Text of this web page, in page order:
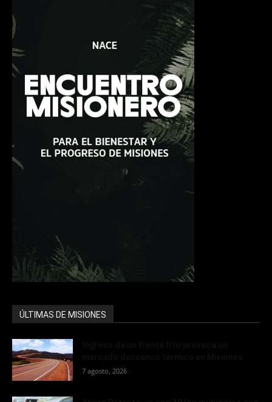
ÚLTIMAS DE MISIONES
7 agosto, 2026